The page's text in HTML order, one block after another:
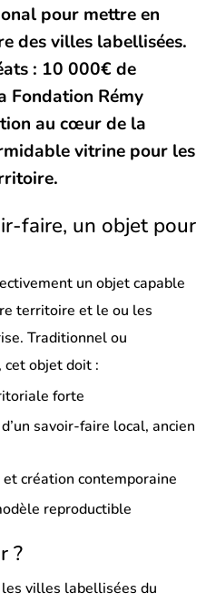
pour mettre en
des villes labellisées.
: 10 000€ de
Rémy
au cœur de la
vitrine pour les
faire, un objet pour
un objet capable
territoire et le ou les
Traditionnel ou
objet doit :
forte
savoir-faire local, ancien
création contemporaine
reproductible
?
les villes labellisées du